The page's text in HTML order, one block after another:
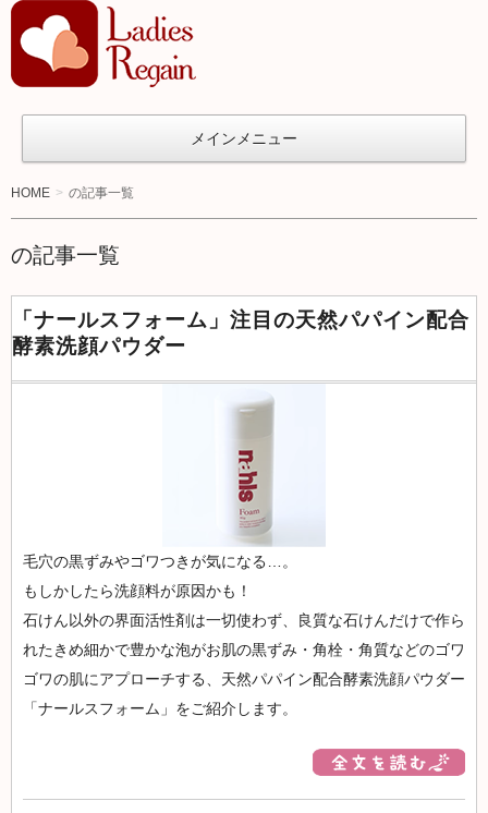
オ
ト
た
め
の
ア
チ
エ
レ
デ
ィー
ス
リ
ゲ
メインメニュー
HOME の記事一覧
の記事一覧
「ナールスフォーム」注目の天然パパイン配合
酵素洗顔パウダー
毛穴の黒ずみやゴワつきが気になる…。
もしかしたら洗顔料が原因かも！
石けん以外の界面活性剤は一切使わず、良質な石けんだけで作ら
れたきめ細かで豊かな泡がお肌の黒ずみ・角栓・角質などのゴワ
ゴワの肌にアプローチする、天然パパイン配合酵素洗顔パウダー
「ナールスフォーム」をご紹介します。